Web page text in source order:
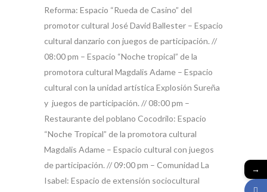
Reforma: Espacio “Rueda de Casino” del
promotor cultural José David Ballester – Espacio
cultural danzario con juegos de participación. //
08:00 pm – Espacio “Noche tropical” de la
promotora cultural Magdalis Adame – Espacio
cultural con la unidad artística Explosión Sureña
y juegos de participación. // 08:00 pm –
Restaurante del poblano Cocodrilo: Espacio
“Noche Tropical” de la promotora cultural
Magdalis Adame – Espacio cultural con juegos
de participación. // 09:00 pm – Comunidad La
Isabel: Espacio de extensión sociocultural
→